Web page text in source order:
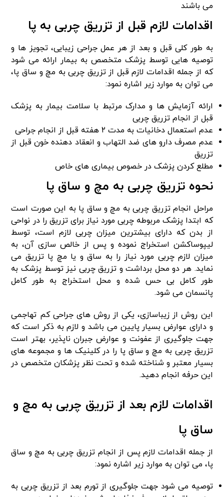
می‌ باشند
اقدامات لازم قبل‌ از تزریق چربی به پا
به‌ طور کلی قبل و بعد از هر عمل جراحی زیبایی، تجویز ها و
توصیه‌ هایی توسط پزشک متخصص به بیمار ارائه می‌ شود
که از جمله اقدامات لازم قبل‌ از تزریق چربی به مچ و ساق پا،
می‌ توان به موارد زیر اشاره نمود:
ارائه آزمایش‌ ها و مدارک مرتبط با سلامت بیمار به پزشک
قبل‌ از انجام تزریق چربی
عدم استعمال دخانیات به مدت ۲ هفته قبل‌ از انجام جراحی
عدم مصرف دارو های ضد التهاب و انعقاد دهنده خون قبل‌ از
تزریق
مطلع کردن پزشک در خصوص بیماری‌ های خاص
نحوه تزریق چربی به مچ و ساق پا
مراحل انجام تزریق چربی به مچ و ساق پا به این صورت است
که ابتدا پزشک مربوطه چربی مورد نیاز برای تزریق را در نواحی
از بدن که دارای بیشترین میزان چربی لازم است، توسط
لیپوساکشن استخراج نموده و پس‌ از خالص سازی آن، به
میزان لازم چربی مورد نیاز را به ساق و یا مچ پا تزریق می‌
نماید. هر دو محل برداشت و تزریق چربی نیز توسط پزشک به‌
طور کامل بی‌ حس شده و محل استخراج به طور کامل
پانسمان می شود.
این روش از زیباسازی، یکی از روش‌ های جراحی کم تهاجمی
و دارای عوارض بسیار پایین می‌ باشد و لازم به ذکر است که
جهت جلوگیری از عفونت و عوارض جبران‌ ناپذیر، بهتر است
تزریق چربی به مچ و ساق پا را در کلینیک ها و مجموعه‌ های
بسیار معتبر و شناخته‌ شده و تحت نظر پزشکان متخصص در
این حرفه انجام دهید.
اقدامات لازم بعد از تزریق چربی به مچ و
ساق پا
از جمله اقدامات لازم پس‌ از انجام تزریق چربی به مچ و ساق
پا، می‌ توان به موارد زیر اشاره نمود:
توصیه می‌ شود جهت جلوگیری از تورم بعد از تزریق چربی به